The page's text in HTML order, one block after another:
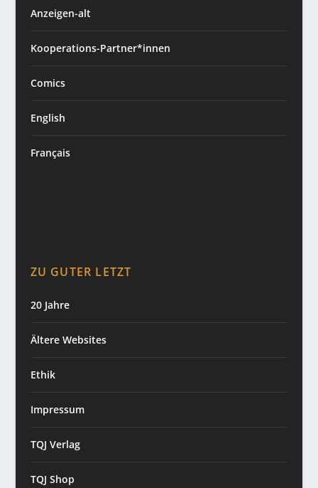
Anzeigen-alt
Kooperations-Partner*innen
Comics
English
Français
ZU GUTER LETZT
20 Jahre
Ältere Websites
Ethik
Impressum
TQJ Verlag
TQJ Shop